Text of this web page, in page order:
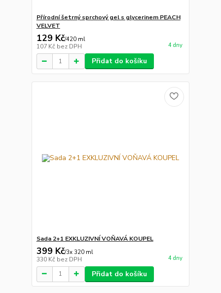
Přírodní šetrný sprchový gel s glycerinem PEACH
VELVET
129 Kč/420 ml
107 Kč bez DPH 4 dny
Přidat do košíku
Sada 2+1 EXKLUZIVNÍ VOŇAVÁ KOUPEL
399 Kč/3x 320 ml
330 Kč bez DPH 4 dny
Přidat do košíku